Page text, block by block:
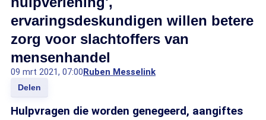
ervaringsdeskundigen willen betere
zorg voor slachtoffers van
mensenhandel
09 mrt 2021, 07:00Ruben Messelink
Delen
Hulpvragen die worden genegeerd, aangiftes